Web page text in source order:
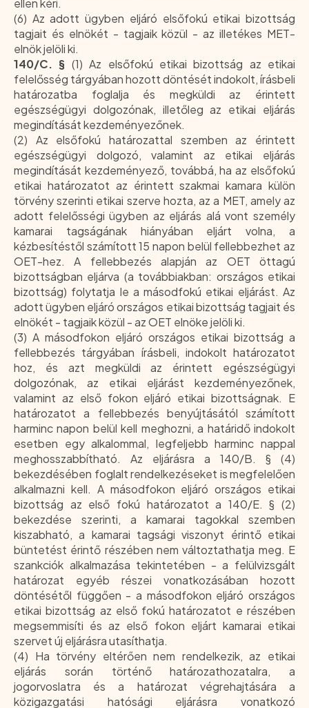
ellen kéri.
(6) Az adott ügyben eljáró elsőfokú etikai bizottság
tagjait és elnökét - tagjaik közül - az illetékes MET-
elnök jelöli ki.
140/C. § (1) Az elsőfokú etikai bizottság az etikai
felelősség tárgyában hozott döntését indokolt, írásbeli
határozatba foglalja és megküldi az érintett
egészségügyi dolgozónak, illetőleg az etikai eljárás
megindítását kezdeményezőnek.
(2) Az elsőfokú határozattal szemben az érintett
egészségügyi dolgozó, valamint az etikai eljárás
megindítását kezdeményező, továbbá, ha az elsőfokú
etikai határozatot az érintett szakmai kamara külön
törvény szerinti etikai szerve hozta, az a MET, amely az
adott felelősségi ügyben az eljárás alá vont személy
kamarai tagságának hiányában eljárt volna, a
kézbesítéstől számított 15 napon belül fellebbezhet az
OET-hez. A fellebbezés alapján az OET öttagú
bizottságban eljárva (a továbbiakban: országos etikai
bizottság) folytatja le a másodfokú etikai eljárást. Az
adott ügyben eljáró országos etikai bizottság tagjait és
elnökét - tagjaik közül - az OET elnöke jelöli ki.
(3) A másodfokon eljáró országos etikai bizottság a
fellebbezés tárgyában írásbeli, indokolt határozatot
hoz, és azt megküldi az érintett egészségügyi
dolgozónak, az etikai eljárást kezdeményezőnek,
valamint az első fokon eljáró etikai bizottságnak. E
határozatot a fellebbezés benyújtásától számított
harminc napon belül kell meghozni, a határidő indokolt
esetben egy alkalommal, legfeljebb harminc nappal
meghosszabbítható. Az eljárásra a 140/B. § (4)
bekezdésében foglalt rendelkezéseket is megfelelően
alkalmazni kell. A másodfokon eljáró országos etikai
bizottság az első fokú határozatot a 140/E. § (2)
bekezdése szerinti, a kamarai tagokkal szemben
kiszabható, a kamarai tagsági viszonyt érintő etikai
büntetést érintő részében nem változtathatja meg. E
szankciók alkalmazása tekintetében - a felülvizsgált
határozat egyéb részei vonatkozásában hozott
döntésétől függően - a másodfokon eljáró országos
etikai bizottság az első fokú határozatot e részében
megsemmisíti és az első fokon eljárt kamarai etikai
szervet új eljárásra utasíthatja.
(4) Ha törvény eltérően nem rendelkezik, az etikai
eljárás során történő határozathozatalra, a
jogorvoslatra és a határozat végrehajtására a
közigazgatási hatósági eljárásra vonatkozó